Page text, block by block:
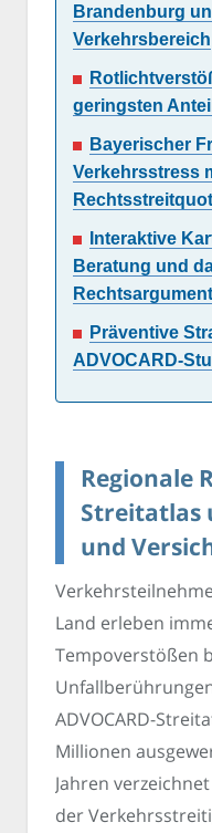
Brandenburg
Verkehrsbereich
geringsten
Bayerischer
Verkehrsstress
Interaktive
Beratung und
Präventive
ADVOCARD-
Regionale
Streitatlas
und
Land erleben
Tempoverstößen
ADVOCARD-
Millionen
Jahren
der